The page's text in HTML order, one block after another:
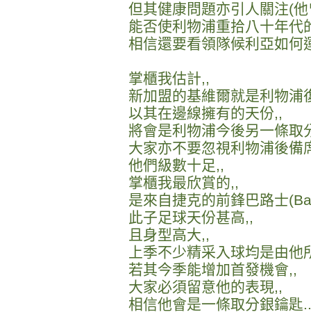
但其健康問題亦引人關注(
能否使利物浦重拾八十年代
相信還要看領隊候利亞如何
掌櫃我估計,,
新加盟的基維爾就是利物浦
以其在邊線擁有的天份,,
將會是利物浦今後另一條取
大家亦不要忽視利物浦後備
他們級數十足,,
掌櫃我最欣賞的,,
是來自捷克的前鋒巴路士
此子足球天份甚高,,
且身型高大,,
上季不少精采入球均是由他
若其今季能增加首發機會,,
大家必須留意他的表現,,
相信他會是一條取分銀鑰匙..